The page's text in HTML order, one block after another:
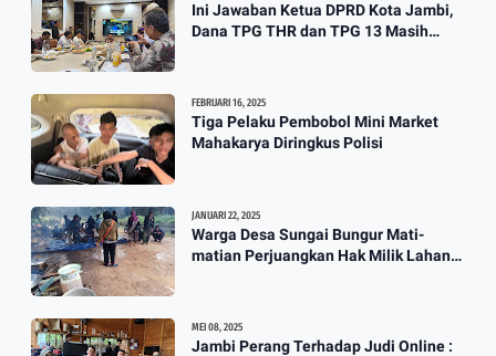
Ini Jawaban Ketua DPRD Kota Jambi,
Dana TPG THR dan TPG 13 Masih
FEBRUARI 16, 2025
Tiga Pelaku Pembobol Mini Market
Mahakarya Diringkus Polisi
JANUARI 22, 2025
Warga Desa Sungai Bungur Mati-
matian Perjuangkan Hak Milik Lahan
MEI 08, 2025
Jambi Perang Terhadap Judi Online :